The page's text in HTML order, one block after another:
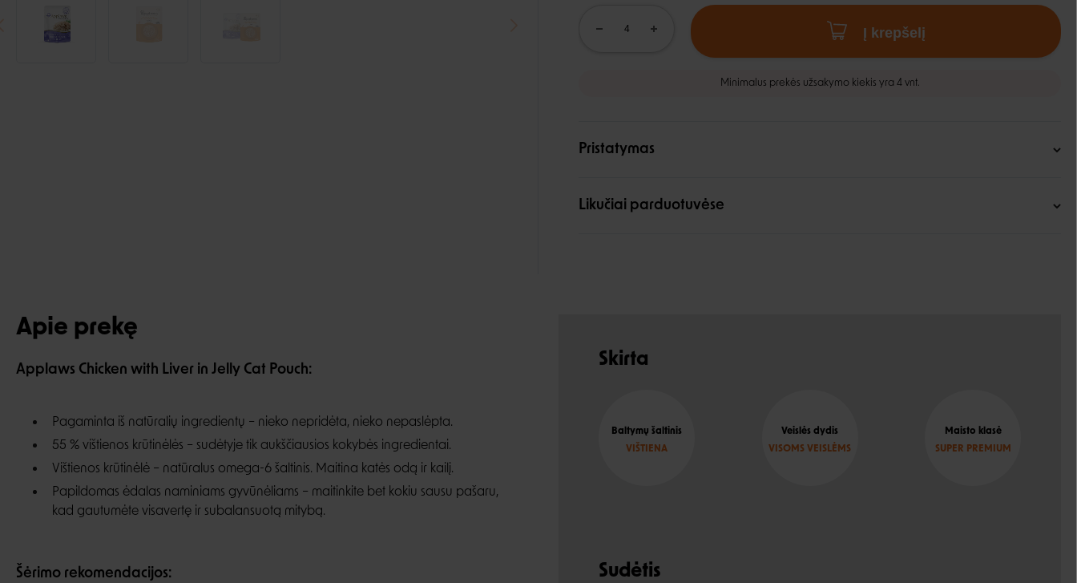
Į krepšelį
Minimalus prekės užsakymo kiekis yra 4 vnt.
Pristatymas
Likučiai parduotuvėse
Apie prekę
Applaws Chicken with Liver in Jelly Cat Pouch:
Pagaminta iš natūralių ingredientų – nieko nepridėta, nieko nepaslėpta.
55 % vištienos krūtinėlės – sudėtyje tik aukščiausios kokybės ingredientai.
Vištienos krūtinėlė – natūralus omega-6 šaltinis. Maitina katės odą ir kailį.
Papildomas ėdalas naminiams gyvūnėliams – maitinkite bet kokiu sausu pašaru,
kad gautumėte visavertę ir subalansuotą mitybą.
Šėrimo rekomendacijos:
Skirta
Baltymų šaltinis
VIŠTIENA
Veislės dydis
VISOMS VEISLĖMS
Maisto klasė
SUPER PREMIUM
Sudėtis